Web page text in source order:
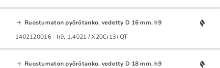
Ruostumaton pyörötanko, vedetty D 16 mm, h9
1402120016 - h9, 1.4021 / X20Cr13+QT
Ruostumaton pyörötanko, vedetty D 18 mm, h9